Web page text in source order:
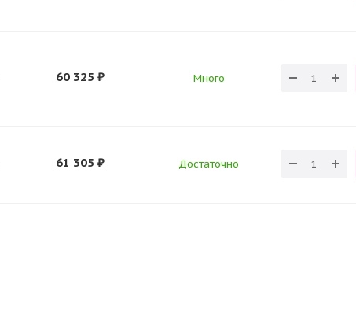
60 325 ₽ Много
61 305 ₽ Достаточно